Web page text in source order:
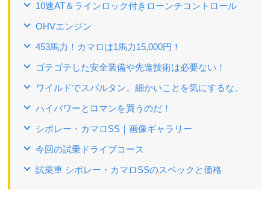
10速AT＆ラインロック付きローンチコントロール
OHVエンジン
453馬力！カマロは1馬力15,000円！
ゴテゴテした安全装備や先進技術は必要ない！
ワイルドでスパルタン。細かいことを気にするな。
ハイパワーとロマンを買うのだ！
シボレー・カマロSS｜画像ギャラリー
今回の試乗ドライブコース
試乗車 シボレー・カマロSSのスペックと価格